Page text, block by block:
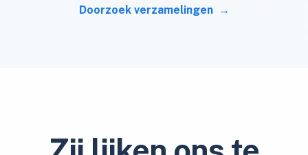
Doorzoek verzamelingen